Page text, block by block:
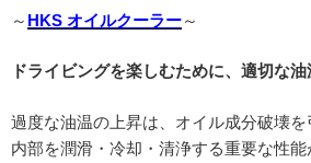
～ HKS オイルクーラー～
ドライビングを楽しむために、適切な
過度な油温の上昇は、オイル成分破壊
内部を潤滑・冷却・清浄する重要な性